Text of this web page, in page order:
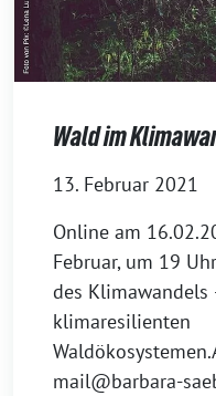
Wald im
13. Februar 2021
Online am
Februar, um 19
des Klimawandels
klimaresilienten
mail@barbara-